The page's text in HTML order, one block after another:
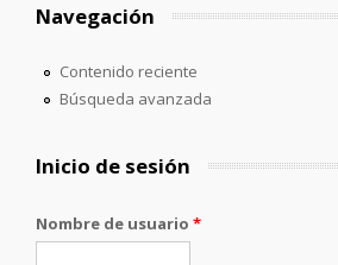
Navegación
Contenido reciente
Búsqueda avanzada
Inicio de sesión
Nombre de usuario *